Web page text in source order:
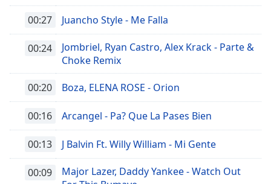
00:27 Juancho Style - Me Falla
00:24
Jombriel, Ryan Castro, Alex Krack - Parte &
Choke Remix
00:20 Boza, ELENA ROSE - Orion
00:16 Arcangel - Pa? Que La Pases Bien
00:13 J Balvin Ft. Willy William - Mi Gente
00:09
Major Lazer, Daddy Yankee - Watch Out